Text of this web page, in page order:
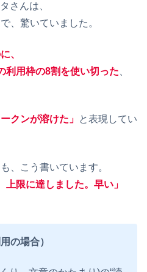
さんは、
、驚いていました。
、
利用枠の8割を使い切った
ークンが溶けた」 と表現してい
、こう書いています。
上限に達しました。早い」
の場合）